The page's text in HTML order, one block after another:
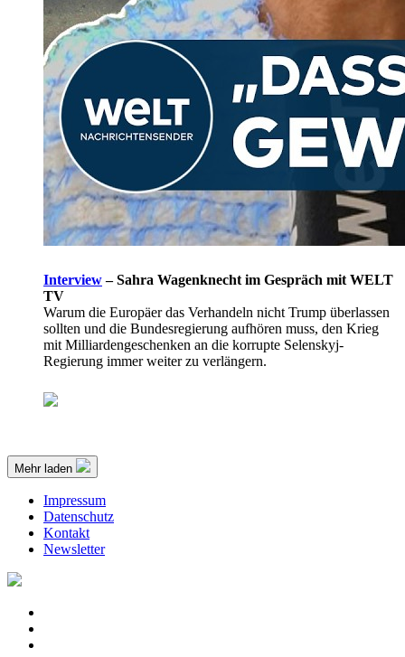
Interview– Sahra Wagenknecht im Gespräch mit WELT
TV
Warum die Europäer das Verhandeln nicht Trump überlassen
sollten und die Bundesregierung aufhören muss, den Krieg
mit Milliardengeschenken an die korrupte Selenskyj-
Regierung immer weiter zu verlängern.
Mehr laden
Impressum
Datenschutz
Kontakt
Newsletter